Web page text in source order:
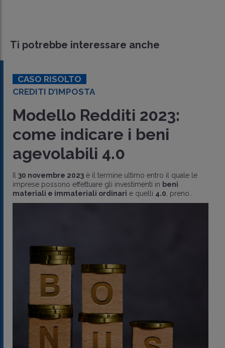
Ti potrebbe interessare anche
CASO RISOLTO
CREDITI D’IMPOSTA
Modello Redditi 2023:
come indicare i beni
agevolabili 4.0
30 novembre 2023 è il termine ultimo entro il quale le
imprese possono effettuare gli investimenti in beni
materiali e immateriali ordinari e quelli 4.0 , preno..